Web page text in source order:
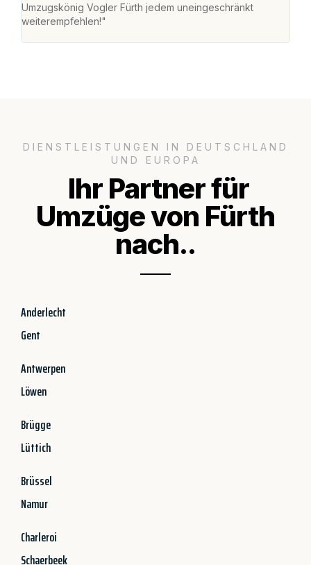
Umzugskönig Vogler Fürth jedem uneingeschränkt
weiterempfehlen!"
DIENSTLEISTUNGEN IN DEUTSCHLAND
UND EUROPA
Ihr Partner für
Umzüge von Fürth
nach..
Anderlecht
Gent
Antwerpen
Löwen
Brügge
Lüttich
Brüssel
Namur
Charleroi
Schaerbeek